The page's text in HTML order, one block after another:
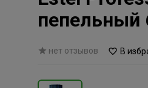
пепельный
нет отзывов В